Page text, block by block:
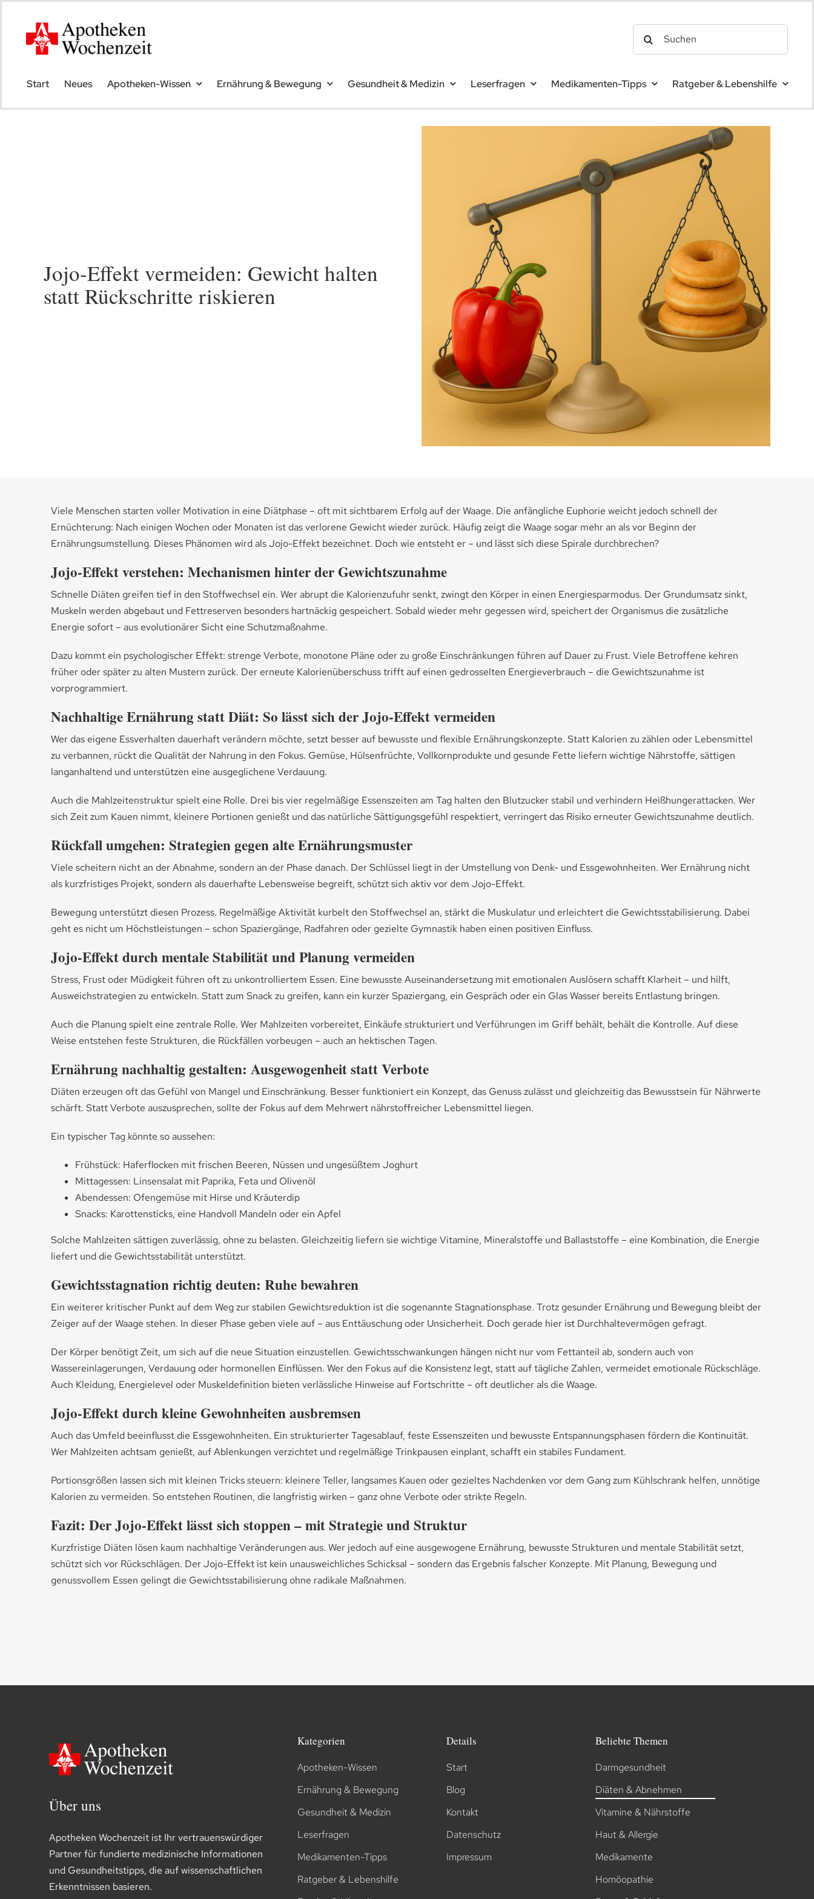
content
Start Neues Apotheken-Wissen Ernährung & Bewegung Gesundheit & Medizin Leserfragen Medikamenten-Tipps Ratgeber & Lebenshilfe
Jojo-Effekt vermeiden: Gewicht halten
statt Rückschritte riskieren
Viele Menschen starten voller Motivation in eine Diätphase – oft mit sichtbarem Erfolg auf der Waage. Die anfängliche Euphorie weicht jedoch schnell der
Ernüchterung: Nach einigen Wochen oder Monaten ist das verlorene Gewicht wieder zurück. Häufig zeigt die Waage sogar mehr an als vor Beginn der
Ernährungsumstellung. Dieses Phänomen wird als Jojo-Effekt bezeichnet. Doch wie entsteht er – und lässt sich diese Spirale durchbrechen?
Jojo-Effekt verstehen: Mechanismen hinter der Gewichtszunahme
Schnelle Diäten greifen tief in den Stoffwechsel ein. Wer abrupt die Kalorienzufuhr senkt, zwingt den Körper in einen Energiesparmodus. Der Grundumsatz sinkt,
Muskeln werden abgebaut und Fettreserven besonders hartnäckig gespeichert. Sobald wieder mehr gegessen wird, speichert der Organismus die zusätzliche
Energie sofort – aus evolutionärer Sicht eine Schutzmaßnahme.
Dazu kommt ein psychologischer Effekt: strenge Verbote, monotone Pläne oder zu große Einschränkungen führen auf Dauer zu Frust. Viele Betroffene kehren
früher oder später zu alten Mustern zurück. Der erneute Kalorienüberschuss trifft auf einen gedrosselten Energieverbrauch – die Gewichtszunahme ist
vorprogrammiert.
Nachhaltige Ernährung statt Diät: So lässt sich der Jojo-Effekt vermeiden
Wer das eigene Essverhalten dauerhaft verändern möchte, setzt besser auf bewusste und flexible Ernährungskonzepte. Statt Kalorien zu zählen oder Lebensmittel
zu verbannen, rückt die Qualität der Nahrung in den Fokus. Gemüse, Hülsenfrüchte, Vollkornprodukte und gesunde Fette liefern wichtige Nährstoffe, sättigen
langanhaltend und unterstützen eine ausgeglichene Verdauung.
Auch die Mahlzeitenstruktur spielt eine Rolle. Drei bis vier regelmäßige Essenszeiten am Tag halten den Blutzucker stabil und verhindern Heißhungerattacken. Wer
sich Zeit zum Kauen nimmt, kleinere Portionen genießt und das natürliche Sättigungsgefühl respektiert, verringert das Risiko erneuter Gewichtszunahme deutlich.
Rückfall umgehen: Strategien gegen alte Ernährungsmuster
Viele scheitern nicht an der Abnahme, sondern an der Phase danach. Der Schlüssel liegt in der Umstellung von Denk- und Essgewohnheiten. Wer Ernährung nicht
als kurzfristiges Projekt, sondern als dauerhafte Lebensweise begreift, schützt sich aktiv vor dem Jojo-Effekt.
Bewegung unterstützt diesen Prozess. Regelmäßige Aktivität kurbelt den Stoffwechsel an, stärkt die Muskulatur und erleichtert die Gewichtsstabilisierung. Dabei
geht es nicht um Höchstleistungen – schon Spaziergänge, Radfahren oder gezielte Gymnastik haben einen positiven Einfluss.
Jojo-Effekt durch mentale Stabilität und Planung vermeiden
Stress, Frust oder Müdigkeit führen oft zu unkontrolliertem Essen. Eine bewusste Auseinandersetzung mit emotionalen Auslösern schafft Klarheit – und hilft,
Ausweichstrategien zu entwickeln. Statt zum Snack zu greifen, kann ein kurzer Spaziergang, ein Gespräch oder ein Glas Wasser bereits Entlastung bringen.
Auch die Planung spielt eine zentrale Rolle. Wer Mahlzeiten vorbereitet, Einkäufe strukturiert und Verführungen im Griff behält, behält die Kontrolle. Auf diese
Weise entstehen feste Strukturen, die Rückfällen vorbeugen – auch an hektischen Tagen.
Ernährung nachhaltig gestalten: Ausgewogenheit statt Verbote
Diäten erzeugen oft das Gefühl von Mangel und Einschränkung. Besser funktioniert ein Konzept, das Genuss zulässt und gleichzeitig das Bewusstsein für Nährwerte
schärft. Statt Verbote auszusprechen, sollte der Fokus auf dem Mehrwert nährstoffreicher Lebensmittel liegen.
Ein typischer Tag könnte so aussehen:
Frühstück: Haferflocken mit frischen Beeren, Nüssen und ungesüßtem Joghurt
Mittagessen: Linsensalat mit Paprika, Feta und Olivenöl
Abendessen: Ofengemüse mit Hirse und Kräuterdip
Snacks: Karottensticks, eine Handvoll Mandeln oder ein Apfel
Solche Mahlzeiten sättigen zuverlässig, ohne zu belasten. Gleichzeitig liefern sie wichtige Vitamine, Mineralstoffe und Ballaststoffe – eine Kombination, die Energie
liefert und die Gewichtsstabilität unterstützt.
Gewichtsstagnation richtig deuten: Ruhe bewahren
Ein weiterer kritischer Punkt auf dem Weg zur stabilen Gewichtsreduktion ist die sogenannte Stagnationsphase. Trotz gesunder Ernährung und Bewegung bleibt der
Zeiger auf der Waage stehen. In dieser Phase geben viele auf – aus Enttäuschung oder Unsicherheit. Doch gerade hier ist Durchhaltevermögen gefragt.
Der Körper benötigt Zeit, um sich auf die neue Situation einzustellen. Gewichtsschwankungen hängen nicht nur vom Fettanteil ab, sondern auch von
Wassereinlagerungen, Verdauung oder hormonellen Einflüssen. Wer den Fokus auf die Konsistenz legt, statt auf tägliche Zahlen, vermeidet emotionale Rückschläge.
Auch Kleidung, Energielevel oder Muskeldefinition bieten verlässliche Hinweise auf Fortschritte – oft deutlicher als die Waage.
Jojo-Effekt durch kleine Gewohnheiten ausbremsen
Auch das Umfeld beeinflusst die Essgewohnheiten. Ein strukturierter Tagesablauf, feste Essenszeiten und bewusste Entspannungsphasen fördern die Kontinuität.
Wer Mahlzeiten achtsam genießt, auf Ablenkungen verzichtet und regelmäßige Trinkpausen einplant, schafft ein stabiles Fundament.
Portionsgrößen lassen sich mit kleinen Tricks steuern: kleinere Teller, langsames Kauen oder gezieltes Nachdenken vor dem Gang zum Kühlschrank helfen, unnötige
Kalorien zu vermeiden. So entstehen Routinen, die langfristig wirken – ganz ohne Verbote oder strikte Regeln.
Fazit: Der Jojo-Effekt lässt sich stoppen – mit Strategie und Struktur
Kurzfristige Diäten lösen kaum nachhaltige Veränderungen aus. Wer jedoch auf eine ausgewogene Ernährung, bewusste Strukturen und mentale Stabilität setzt,
schützt sich vor Rückschlägen. Der Jojo-Effekt ist kein unausweichliches Schicksal – sondern das Ergebnis falscher Konzepte. Mit Planung, Bewegung und
genussvollem Essen gelingt die Gewichtsstabilisierung ohne radikale Maßnahmen.
Über uns
Apotheken Wochenzeit ist Ihr vertrauenswürdiger
Partner für fundierte medizinische Informationen
und Gesundheitstipps, die auf wissenschaftlichen
Erkenntnissen basieren.
Kategorien
Apotheken-Wissen
Ernährung & Bewegung
Gesundheit & Medizin
Leserfragen
Medikamenten-Tipps
Ratgeber & Lebenshilfe
Details
Start
Blog
Kontakt
Datenschutz
Impressum
Beliebte Themen
Darmgesundheit
Diäten & Abnehmen
Vitamine & Nährstoffe
Haut & Allergie
Medikamente
Homöopathie